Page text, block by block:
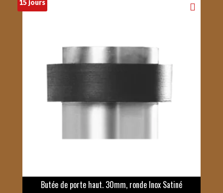
15 jours
Butée de porte haut. 30mm, ronde Inox Satiné